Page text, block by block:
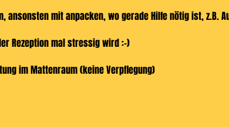
ansonsten mit anpacken, wo gerade Hilfe nötig ist, z.B.
Rezeption mal stressig wird :-)
im Mattenraum (keine Verpflegung)